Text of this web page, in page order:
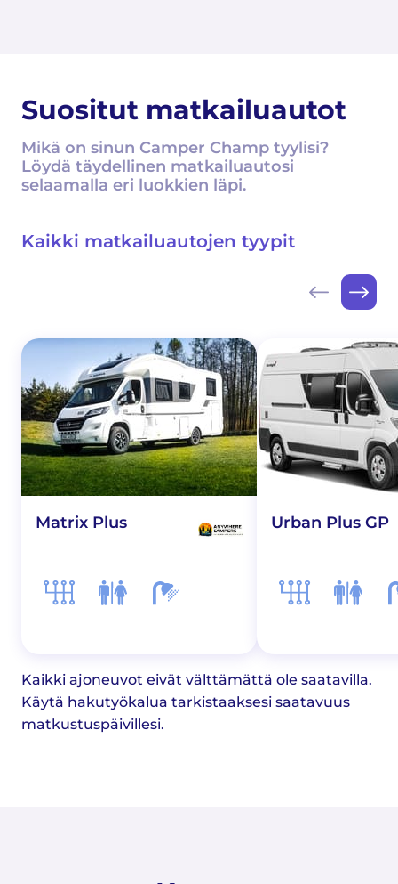
Suositut matkailuautot
Mikä on sinun Camper Champ tyylisi?
Löydä täydellinen matkailuautosi
selaamalla eri luokkien läpi.
Kaikki matkailuautojen tyypit
Matrix Plus Urban Plus GP
Kaikki ajoneuvot eivät välttämättä ole saatavilla.
Käytä hakutyökalua tarkistaaksesi saatavuus
matkustuspäivillesi.